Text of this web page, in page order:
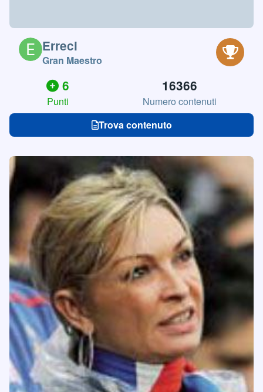
Erreci
Gran Maestro
6
Punti
16366
Numero contenuti
Trova contenuto